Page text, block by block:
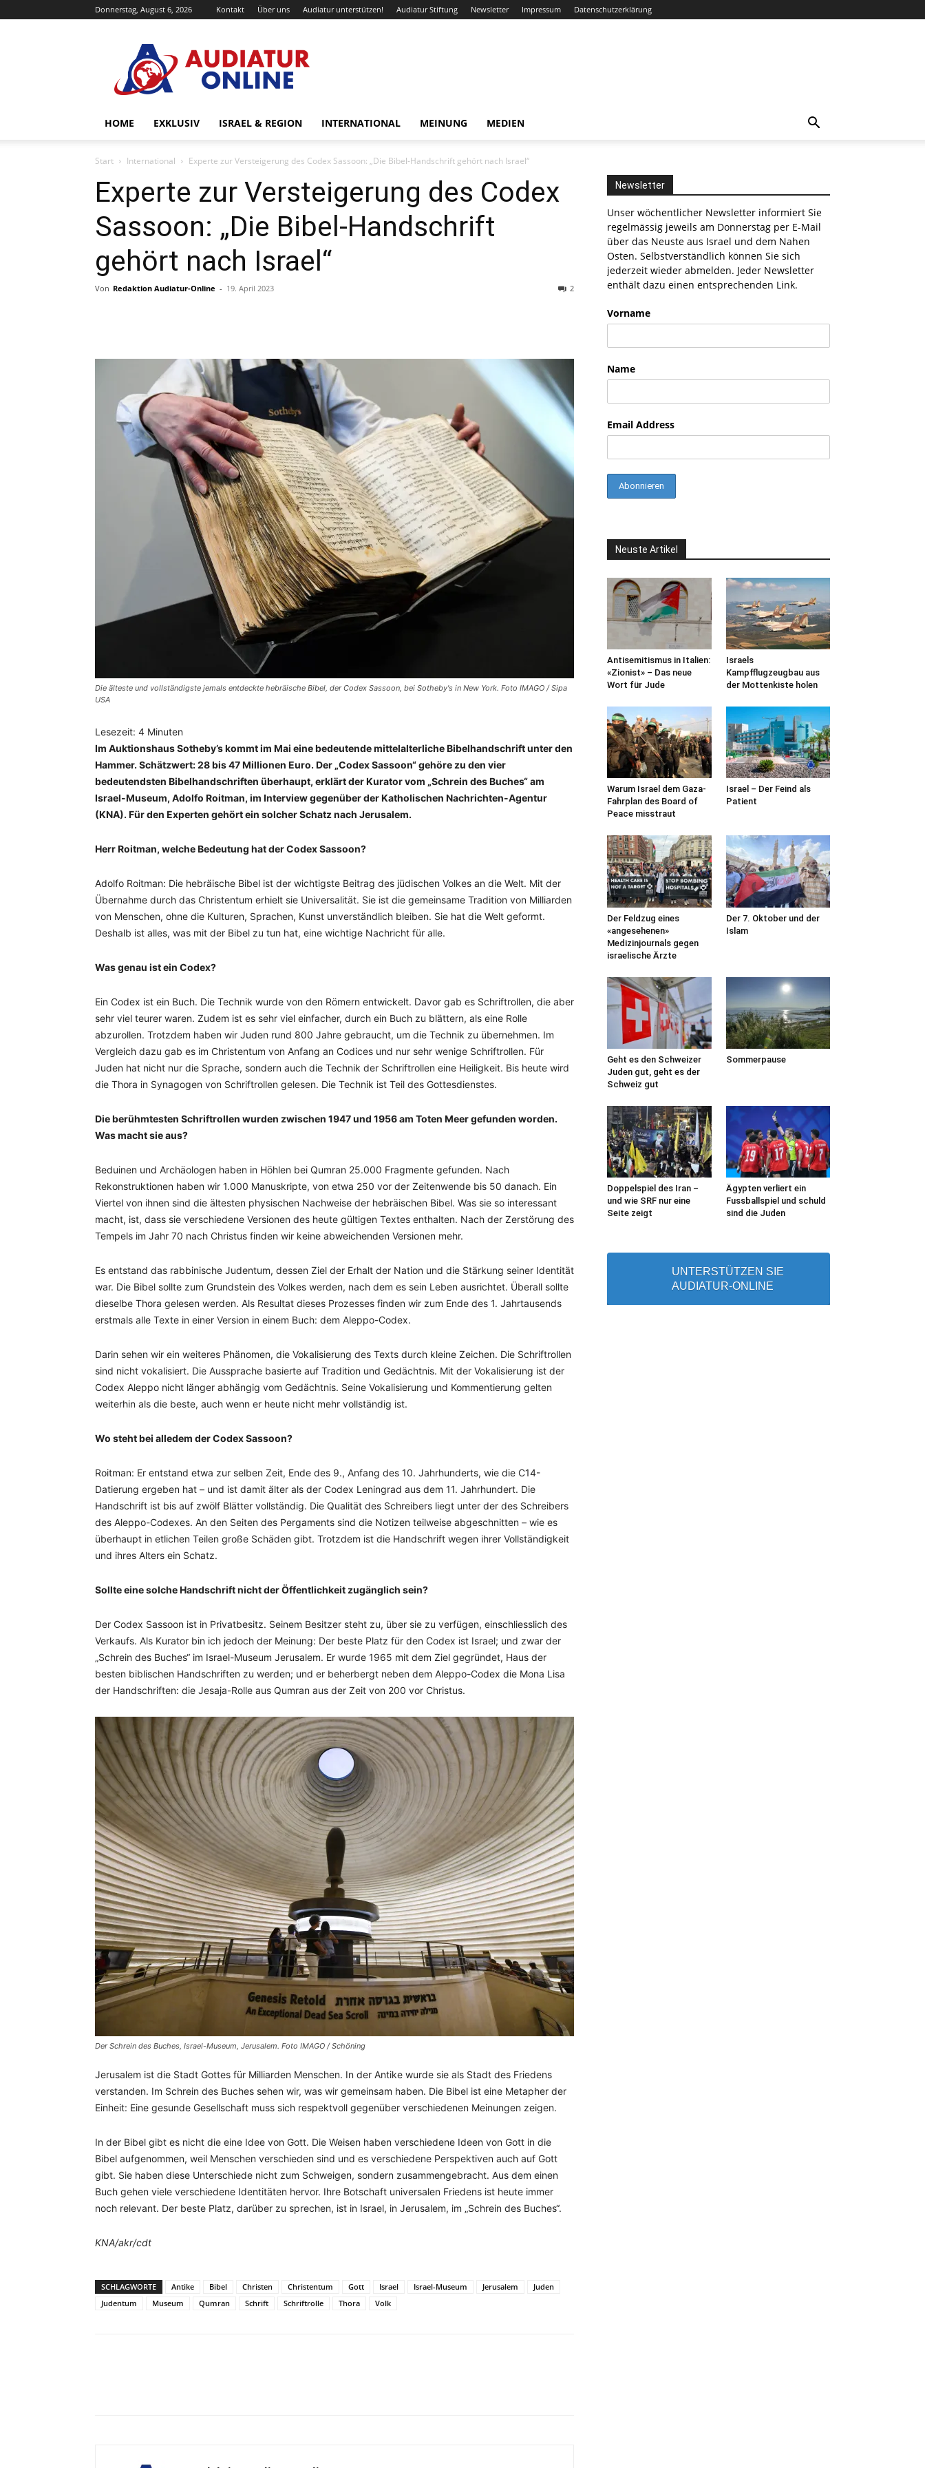
Donnerstag, August 6, 2026 Kontakt Über uns Audiatur unterstützen! Audiatur Stiftung Newsletter Impressum Datenschutzerklärung
Online
HOME EXKLUSIV ISRAEL & REGION INTERNATIONAL MEINUNG MEDIEN
Start International Experte zur Versteigerung des Codex Sassoon: „Die Bibel-Handschrift gehört nach Israel“
Experte zur Versteigerung des Codex
Sassoon: „Die Bibel-Handschrift
gehört nach Israel“
Von Redaktion Audiatur-Online - 19. April 2023 2
Linkedin
Die älteste und vollständigste jemals entdeckte hebräische Bibel, der Codex Sassoon, bei Sotheby's in New York. Foto IMAGO / Sipa
USA
Lesezeit: 4 Minuten
Im Auktionshaus Sotheby’s kommt im Mai eine bedeutende mittelalterliche Bibelhandschrift unter den
Hammer. Schätzwert: 28 bis 47 Millionen Euro. Der „Codex Sassoon“ gehöre zu den vier
bedeutendsten Bibelhandschriften überhaupt, erklärt der Kurator vom „Schrein des Buches“ am
Israel-Museum, Adolfo Roitman, im Interview gegenüber der Katholischen Nachrichten-Agentur
(KNA). Für den Experten gehört ein solcher Schatz nach Jerusalem.
Herr Roitman, welche Bedeutung hat der Codex Sassoon?
Adolfo Roitman: Die hebräische Bibel ist der wichtigste Beitrag des jüdischen Volkes an die Welt. Mit der
Übernahme durch das Christentum erhielt sie Universalität. Sie ist die gemeinsame Tradition von Milliarden
von Menschen, ohne die Kulturen, Sprachen, Kunst unverständlich bleiben. Sie hat die Welt geformt.
Deshalb ist alles, was mit der Bibel zu tun hat, eine wichtige Nachricht für alle.
Was genau ist ein Codex?
Ein Codex ist ein Buch. Die Technik wurde von den Römern entwickelt. Davor gab es Schriftrollen, die aber
sehr viel teurer waren. Zudem ist es sehr viel einfacher, durch ein Buch zu blättern, als eine Rolle
abzurollen. Trotzdem haben wir Juden rund 800 Jahre gebraucht, um die Technik zu übernehmen. Im
Vergleich dazu gab es im Christentum von Anfang an Codices und nur sehr wenige Schriftrollen. Für
Juden hat nicht nur die Sprache, sondern auch die Technik der Schriftrollen eine Heiligkeit. Bis heute wird
die Thora in Synagogen von Schriftrollen gelesen. Die Technik ist Teil des Gottesdienstes.
Die berühmtesten Schriftrollen wurden zwischen 1947 und 1956 am Toten Meer gefunden worden.
Was macht sie aus?
Beduinen und Archäologen haben in Höhlen bei Qumran 25.000 Fragmente gefunden. Nach
Rekonstruktionen haben wir 1.000 Manuskripte, von etwa 250 vor der Zeitenwende bis 50 danach. Ein
Viertel von ihnen sind die ältesten physischen Nachweise der hebräischen Bibel. Was sie so interessant
macht, ist, dass sie verschiedene Versionen des heute gültigen Textes enthalten. Nach der Zerstörung des
Tempels im Jahr 70 nach Christus finden wir keine abweichenden Versionen mehr.
Es entstand das rabbinische Judentum, dessen Ziel der Erhalt der Nation und die Stärkung seiner Identität
war. Die Bibel sollte zum Grundstein des Volkes werden, nach dem es sein Leben ausrichtet. Überall sollte
dieselbe Thora gelesen werden. Als Resultat dieses Prozesses finden wir zum Ende des 1. Jahrtausends
erstmals alle Texte in einer Version in einem Buch: dem Aleppo-Codex.
Darin sehen wir ein weiteres Phänomen, die Vokalisierung des Texts durch kleine Zeichen. Die Schriftrollen
sind nicht vokalisiert. Die Aussprache basierte auf Tradition und Gedächtnis. Mit der Vokalisierung ist der
Codex Aleppo nicht länger abhängig vom Gedächtnis. Seine Vokalisierung und Kommentierung gelten
weiterhin als die beste, auch wenn er heute nicht mehr vollständig ist.
Wo steht bei alledem der Codex Sassoon?
Roitman: Er entstand etwa zur selben Zeit, Ende des 9., Anfang des 10. Jahrhunderts, wie die C14-
Datierung ergeben hat – und ist damit älter als der Codex Leningrad aus dem 11. Jahrhundert. Die
Handschrift ist bis auf zwölf Blätter vollständig. Die Qualität des Schreibers liegt unter der des Schreibers
des Aleppo-Codexes. An den Seiten des Pergaments sind die Notizen teilweise abgeschnitten – wie es
überhaupt in etlichen Teilen große Schäden gibt. Trotzdem ist die Handschrift wegen ihrer Vollständigkeit
und ihres Alters ein Schatz.
Sollte eine solche Handschrift nicht der Öffentlichkeit zugänglich sein?
Der Codex Sassoon ist in Privatbesitz. Seinem Besitzer steht zu, über sie zu verfügen, einschliesslich des
Verkaufs. Als Kurator bin ich jedoch der Meinung: Der beste Platz für den Codex ist Israel; und zwar der
„Schrein des Buches“ im Israel-Museum Jerusalem. Er wurde 1965 mit dem Ziel gegründet, Haus der
besten biblischen Handschriften zu werden; und er beherbergt neben dem Aleppo-Codex die Mona Lisa
der Handschriften: die Jesaja-Rolle aus Qumran aus der Zeit von 200 vor Christus.
Der Schrein des Buches, Israel-Museum, Jerusalem. Foto IMAGO / Schöning
Jerusalem ist die Stadt Gottes für Milliarden Menschen. In der Antike wurde sie als Stadt des Friedens
verstanden. Im Schrein des Buches sehen wir, was wir gemeinsam haben. Die Bibel ist eine Metapher der
Einheit: Eine gesunde Gesellschaft muss sich respektvoll gegenüber verschiedenen Meinungen zeigen.
In der Bibel gibt es nicht die eine Idee von Gott. Die Weisen haben verschiedene Ideen von Gott in die
Bibel aufgenommen, weil Menschen verschieden sind und es verschiedene Perspektiven auch auf Gott
gibt. Sie haben diese Unterschiede nicht zum Schweigen, sondern zusammengebracht. Aus dem einen
Buch gehen viele verschiedene Identitäten hervor. Ihre Botschaft universalen Friedens ist heute immer
noch relevant. Der beste Platz, darüber zu sprechen, ist in Israel, in Jerusalem, im „Schrein des Buches“.
KNA/akr/cdt
SCHLAGWORTE Antike Bibel Christen Christentum Gott Israel Israel-Museum Jerusalem
Juden
Judentum
Museum Qumran Schrift Schriftrolle Thora Volk
Newsletter
Unser wöchentlicher Newsletter informiert Sie
regelmässig jeweils am Donnerstag per E-Mail
über das Neuste aus Israel und dem Nahen
Osten. Selbstverständlich können Sie sich
jederzeit wieder abmelden. Jeder Newsletter
enthält dazu einen entsprechenden Link.
Vorname
Name
Email Address
Neuste Artikel
Antisemitismus in Italien:
«Zionist» – Das neue
Wort für Jude
Israels
Kampfflugzeugbau aus
der Mottenkiste holen
Warum Israel dem Gaza-
Fahrplan des Board of
Peace misstraut
Israel – Der Feind als
Patient
Der Feldzug eines
«angesehenen»
Medizinjournals gegen
israelische Ärzte
Der 7. Oktober und der
Islam
Geht es den Schweizer
Juden gut, geht es der
Schweiz gut
Sommerpause
Doppelspiel des Iran –
und wie SRF nur eine
Seite zeigt
Ägypten verliert ein
Fussballspiel und schuld
sind die Juden
UNTERSTÜTZEN SIE
AUDIATUR-ONLINE